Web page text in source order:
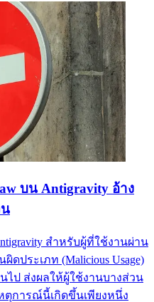
บน Antigravity อ้าง
สำหรับผู้ที่ใช้งานผ่าน
ดประเภท (Malicious Usage)
ป ส่งผลให้ผู้ใช้งานบางส่วน
ตุการณ์นี้เกิดขึ้นเพียงหนึ่ง